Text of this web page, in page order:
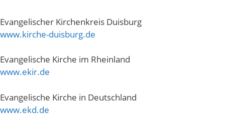
Evangelischer Kirchenkreis Duisburg
www.kirche-duisburg.de
Evangelische Kirche im Rheinland
www.ekir.de
Evangelische Kirche in Deutschland
www.ekd.de